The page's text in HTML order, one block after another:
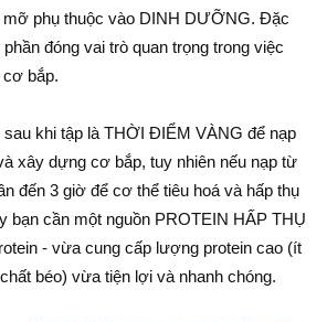
mỡ phụ thuộc vào DINH DƯỠNG. Đặc
đóng vai trò quan trọng trong việc
bắp.
khi tập là THỜI ĐIỂM VÀNG để nạp
xây dựng cơ bắp, tuy nhiên nếu nạp từ
đến 3 giờ để cơ thể tiêu hoá và hấp thụ
bạn cần một nguồn PROTEIN HẤP THỤ
- vừa cung cấp lượng protein cao (ít
béo) vừa tiện lợi và nhanh chóng.